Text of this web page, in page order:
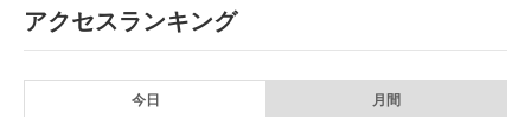
アクセスランキング
今日 月間